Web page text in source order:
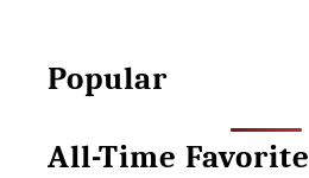
Popular
All-Time Favorite